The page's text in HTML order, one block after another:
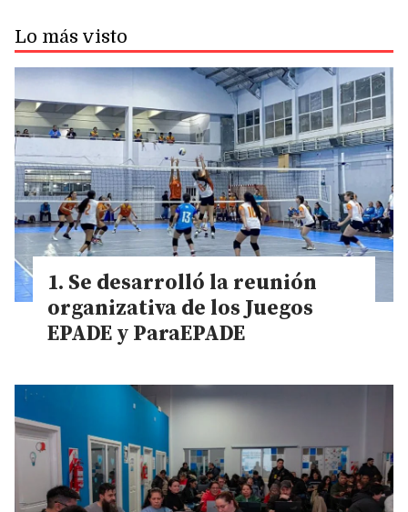
Lo más visto
Se desarrolló la reunión
organizativa de los Juegos
EPADE y ParaEPADE